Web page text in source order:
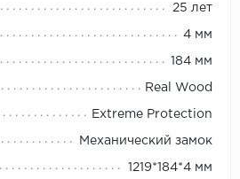
25 лет
4 мм
184 мм
Real Wood
Extreme Protection
Механический замок
1219*184*4 мм